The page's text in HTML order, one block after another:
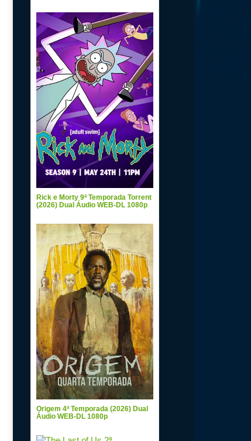
Rick e Morty 9ª Temporada Torrent
(2026) Dual Áudio WEB-DL 1080p
Origem 4ª Temporada (2026) Dual
Áudio WEB-DL 1080p